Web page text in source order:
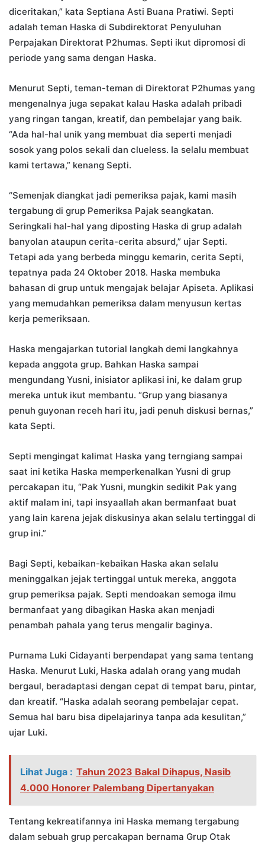
diceritakan,” kata Septiana Asti Buana Pratiwi. Septi
adalah teman Haska di Subdirektorat Penyuluhan
Perpajakan Direktorat P2humas. Septi ikut dipromosi di
periode yang sama dengan Haska.
Menurut Septi, teman-teman di Direktorat P2humas yang
mengenalnya juga sepakat kalau Haska adalah pribadi
yang ringan tangan, kreatif, dan pembelajar yang baik.
“Ada hal-hal unik yang membuat dia seperti menjadi
sosok yang polos sekali dan clueless. Ia selalu membuat
kami tertawa,” kenang Septi.
“Semenjak diangkat jadi pemeriksa pajak, kami masih
tergabung di grup Pemeriksa Pajak seangkatan.
Seringkali hal-hal yang diposting Haska di grup adalah
banyolan ataupun cerita-cerita absurd,” ujar Septi.
Tetapi ada yang berbeda minggu kemarin, cerita Septi,
tepatnya pada 24 Oktober 2018. Haska membuka
bahasan di grup untuk mengajak belajar Apiseta. Aplikasi
yang memudahkan pemeriksa dalam menyusun kertas
kerja pemeriksaan.
Haska mengajarkan tutorial langkah demi langkahnya
kepada anggota grup. Bahkan Haska sampai
mengundang Yusni, inisiator aplikasi ini, ke dalam grup
mereka untuk ikut membantu. “Grup yang biasanya
penuh guyonan receh hari itu, jadi penuh diskusi bernas,”
kata Septi.
Septi mengingat kalimat Haska yang terngiang sampai
saat ini ketika Haska memperkenalkan Yusni di grup
percakapan itu, “Pak Yusni, mungkin sedikit Pak yang
aktif malam ini, tapi insyaallah akan bermanfaat buat
yang lain karena jejak diskusinya akan selalu tertinggal di
grup ini.”
Bagi Septi, kebaikan-kebaikan Haska akan selalu
meninggalkan jejak tertinggal untuk mereka, anggota
grup pemeriksa pajak. Septi mendoakan semoga ilmu
bermanfaat yang dibagikan Haska akan menjadi
penambah pahala yang terus mengalir baginya.
Purnama Luki Cidayanti berpendapat yang sama tentang
Haska. Menurut Luki, Haska adalah orang yang mudah
bergaul, beradaptasi dengan cepat di tempat baru, pintar,
dan kreatif. “Haska adalah seorang pembelajar cepat.
Semua hal baru bisa dipelajarinya tanpa ada kesulitan,”
ujar Luki.
Lihat Juga : Tahun 2023 Bakal Dihapus, Nasib
4.000 Honorer Palembang Dipertanyakan
Tentang kekreatifannya ini Haska memang tergabung
dalam sebuah grup percakapan bernama Grup Otak